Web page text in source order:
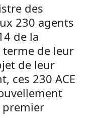
des
230 agents
de la
terme de leur
de leur
ces 230 ACE
premier